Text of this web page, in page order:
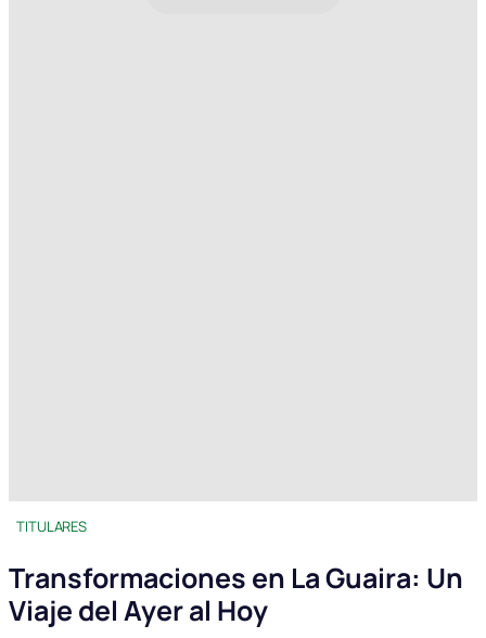
TITULARES
Transformaciones en La Guaira: Un
Viaje del Ayer al Hoy